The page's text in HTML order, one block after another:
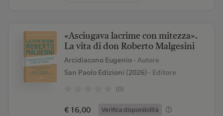
«Asciugava lacrime con mitezza».
La vita di don Roberto Malgesini
Arcidiacono Eugenio - Autore
San Paolo Edizioni (2026)- Editore
(0)
€ 16,00 Verifica disponibilità